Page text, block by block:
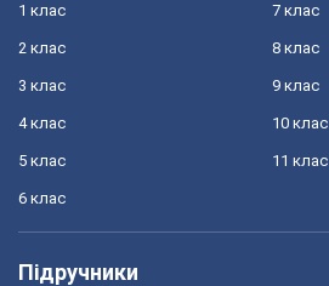
1 клас
2 клас
3 клас
4 клас
5 клас
6 клас
7 клас
8 клас
9 клас
10 клас
11 клас
Підручники